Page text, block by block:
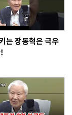
는 장동혁은 극우